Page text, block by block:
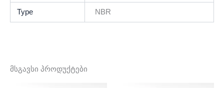
Type NBR
მსგავსი პროდუქტები